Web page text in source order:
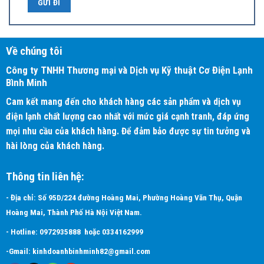
Cảm biến hồng ngoại mang đến sự thoải mái & tiết kiệm điện năng
Daikin đã ứng dụng ở máy điều hòa treo tường. Tuy nhiên đến nay ở
phân khúc máy điều hòa âm trần thì chỉ có Mitsubishi Heavy và Daikin
Cảm biến chuyển động được trang bị ở góc mặt panel giúp kiểm soát
của người trong phòng trong 12 giờ. Nhờ cảm biến chuyển động
Về chúng tôi
Công ty TNHH Thương mại và Dịch vụ Kỹ thuật Cơ Điện Lạnh
Bình Minh
Cam kết mang đến cho khách hàng các sản phẩm và dịch vụ
điện lạnh chất lượng cao nhất với mức giá cạnh tranh, đáp ứng
mọi nhu cầu của khách hàng. Để đảm bảo được sự tin tưởng và
hài lòng của khách hàng.
Thông tin liên hệ:
- Địa chỉ: Số 95D/224 đường Hoàng Mai, Phường Hoàng Văn Thụ, Quận
Hoàng Mai, Thành Phố Hà Nội Việt Nam.
- Hotline: 0972935888hoặc 0334162999
-Gmail: kinhdoanhbinhminh82@gmail.com